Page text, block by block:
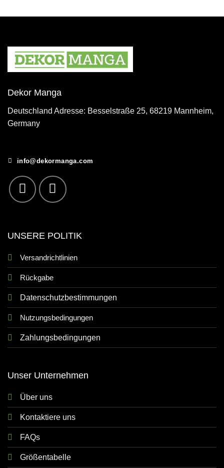
Dekor Manga
Deutschland Adresse: Besselstraße 25, 68219 Mannheim,
Germany
info@dekormanga.com
UNSERE POLITIK
Versandrichtlinien
Rückgabe
Datenschutzbestimmungen
Nutzungsbedingungen
Zahlungsbedingungen
Unser Unternehmen
Über uns
Kontaktiere uns
FAQs
Größentabelle